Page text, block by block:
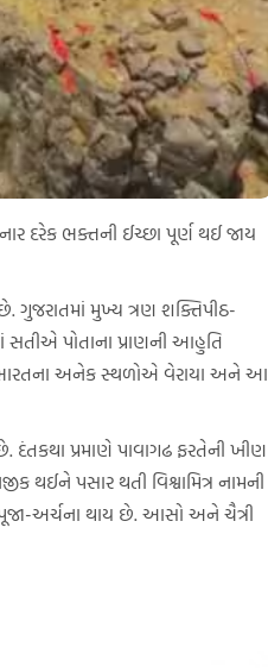
દરેક ભક્તની ઈચ્છા પૂર્ણ થઈ જાય
ગુજરાતમાં મુખ્ય ત્રણ શક્તિપીઠ-
સતીએ પોતાના પ્રાણની આહુતિ
ભારતના અનેક સ્થળોએ વેરાયા અને આ
પ્રમાણે પાવાગઢ ફરતેની ખીણ
થઈને પસાર થતી વિશ્વામિત્ર નામની
અર્ચના થાય છે. આસો અને ચૈત્રી